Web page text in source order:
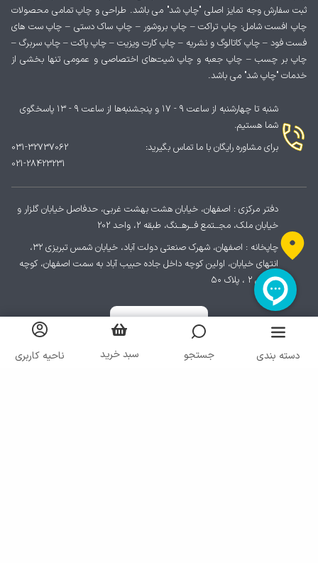
دسته بندی جستجو سبد خرید ناحیه کاربری
ثبت سفارش وجه تمایز اصلی "چاپ شد" می باشد. طراحی و چاپ تمامی محصولات
چاپ افست شامل: چاپ تراکت – چاپ بروشور – چاپ ساک دستی – چاپ ست های
فست فود – چاپ کاتالوگ و نشریه – چاپ کارت ویزیت – چاپ پاکت – چاپ سربرگ –
چاپ بر چسب – چاپ جعبه و چاپ شیت‌های اختصاصی و عمومی تنها بخشی از
خدمات "چاپ شد" می باشد.
شنبه تا چهارشنبه از ساعت ۹ - ۱۷ و پنجشنبه‌ها از ساعت ۹ - ۱۳ پاسخگوی
شما هستیم.
برای مشاوره رایگان با ما تماس بگیرید:
031-32737062
021-28423231
دفتر مرکزی : اصفهان، خیابان هشت بهشت غربی، حدفاصل خیابان گلزار و
خیابان ملک، مجــتمع فــرهــنگ، طبقه 2، واحد 202
چاپخانه : اصفهان، شهرک صنعتی دولت آباد، خیابان شمس تبریزی ۳۲،
انتهای خیابان، اولین کوچه داخل جاده حبیب آباد به سمت اصفهان، کوچه
پردیس ۲ ، پلاک ۵۰